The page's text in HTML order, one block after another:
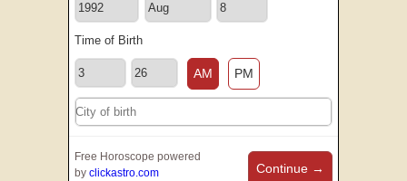
Time of Birth
AM PM
Free Horoscope powered
by clickastro.com Continue →